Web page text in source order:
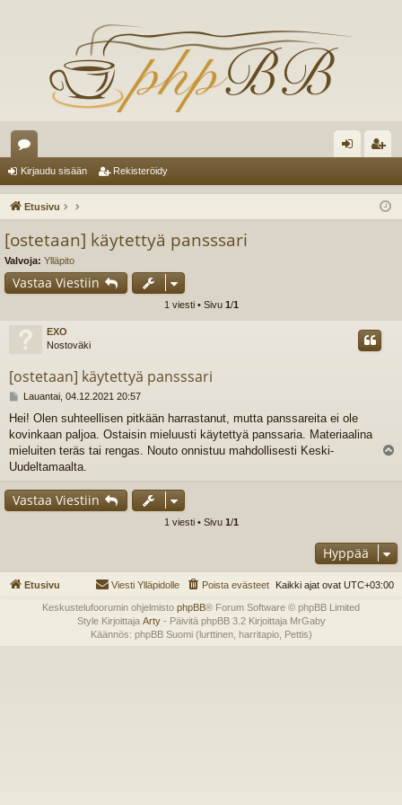
es
ku
ua
ee
au ist
Kirjaudu sisään Rekisteröidy
Etusivu
[ostetaan] käytettyä pansssari
Valvoja: Ylläpito
Vastaa Viestiin
1 viesti • Sivu 1/1
EXO
Nostoväki
[ostetaan] käytettyä pansssari
V
e
s
t
Lauantai, 04.12.2021 20:57
Hei! Olen suhteellisen pitkään harrastanut, mutta panssareita ei ole
kovinkaan paljoa. Ostaisin mieluusti käytettyä panssaria. Materiaalina
mieluiten teräs tai rengas. Nouto onnistuu mahdollisesti Keski-
Uudeltamaalta.
Vastaa Viestiin
1 viesti • Sivu 1/1
Hyppää
Etusivu Kaikki ajat ovat UTC+03:00
Poista evästeet
Viesti Ylläpidolle
Keskustelufoorumin ohjelmisto phpBB® Forum Software © phpBB Limited
Style Kirjoittaja Arty- Päivitä phpBB 3.2 Kirjoittaja MrGaby
Käännös: phpBB Suomi (lurttinen, harritapio, Pettis)